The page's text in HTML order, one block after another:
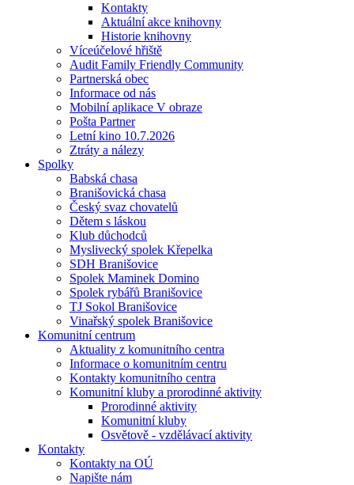
Kontakty
Aktuální akce knihovny
Historie knihovny
Víceúčelové hřiště
Audit Family Friendly Community
Partnerská obec
Informace od nás
Mobilní aplikace V obraze
Pošta Partner
Letní kino 10.7.2026
Ztráty a nálezy
Spolky
Babská chasa
Branišovická chasa
Český svaz chovatelů
Dětem s láskou
Klub důchodců
Myslivecký spolek Křepelka
SDH Branišovice
Spolek Maminek Domino
Spolek rybářů Branišovice
TJ Sokol Branišovice
Vinařský spolek Branišovice
Komunitní centrum
Aktuality z komunitního centra
Informace o komunitním centru
Kontakty komunitního centra
Komunitní kluby a prorodinné aktivity
Prorodinné aktivity
Komunitní kluby
Osvětově - vzdělávací aktivity
Kontakty
Kontakty na OÚ
Napište nám